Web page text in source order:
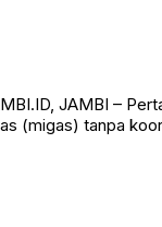
JAMBI –
(migas) tanpa